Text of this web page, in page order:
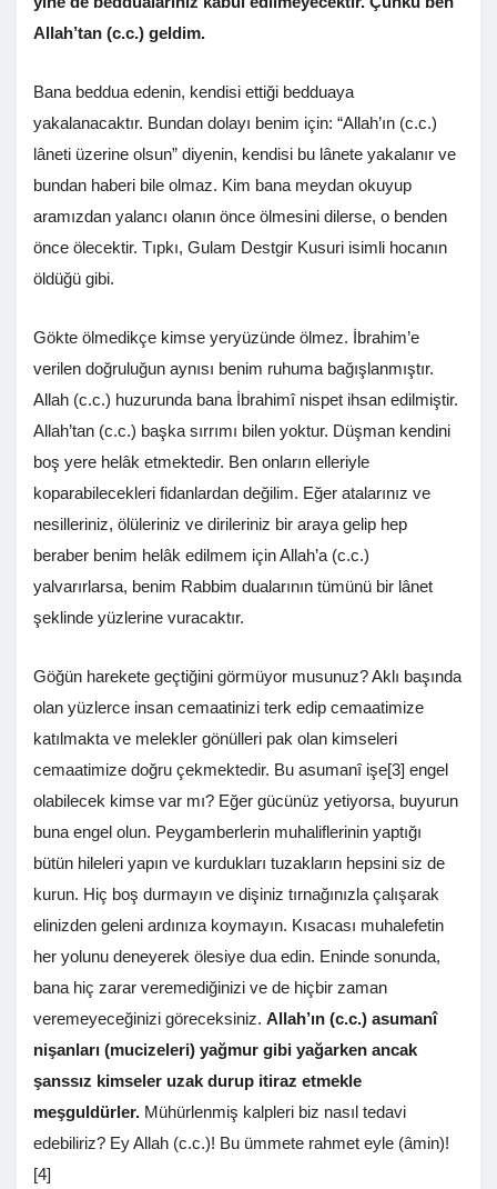
Allah’tan (c.c.) geldim.
Bana beddua edenin, kendisi ettiği bedduaya
yakalanacaktır. Bundan dolayı benim için: “Allah’ın (c.c.)
lâneti üzerine olsun” diyenin, kendisi bu lânete yakalanır ve
bundan haberi bile olmaz. Kim bana meydan okuyup
aramızdan yalancı olanın önce ölmesini dilerse, o benden
önce ölecektir. Tıpkı, Gulam Destgir Kusuri isimli hocanın
öldüğü gibi.
Gökte ölmedikçe kimse yeryüzünde ölmez. İbrahim’e
verilen doğruluğun aynısı benim ruhuma bağışlanmıştır.
Allah (c.c.) huzurunda bana İbrahimî nispet ihsan edilmiştir.
Allah’tan (c.c.) başka sırrımı bilen yoktur. Düşman kendini
boş yere helâk etmektedir. Ben onların elleriyle
koparabilecekleri fidanlardan değilim. Eğer atalarınız ve
nesilleriniz, ölüleriniz ve dirileriniz bir araya gelip hep
beraber benim helâk edilmem için Allah’a (c.c.)
yalvarırlarsa, benim Rabbim dualarının tümünü bir lânet
şeklinde yüzlerine vuracaktır.
Göğün harekete geçtiğini görmüyor musunuz? Aklı başında
olan yüzlerce insan cemaatinizi terk edip cemaatimize
katılmakta ve melekler gönülleri pak olan kimseleri
cemaatimize doğru çekmektedir. Bu asumanî işe[3] engel
olabilecek kimse var mı? Eğer gücünüz yetiyorsa, buyurun
buna engel olun. Peygamberlerin muhaliflerinin yaptığı
bütün hileleri yapın ve kurdukları tuzakların hepsini siz de
kurun. Hiç boş durmayın ve dişiniz tırnağınızla çalışarak
elinizden geleni ardınıza koymayın. Kısacası muhalefetin
her yolunu deneyerek ölesiye dua edin. Eninde sonunda,
bana hiç zarar veremediğinizi ve de hiçbir zaman
veremeyeceğinizi göreceksiniz. Allah’ın (c.c.) asumanî
nişanları (mucizeleri) yağmur gibi yağarken ancak
şanssız kimseler uzak durup itiraz etmekle
meşguldürler. Mühürlenmiş kalpleri biz nasıl tedavi
edebiliriz? Ey Allah (c.c.)! Bu ümmete rahmet eyle (âmin)!
[4]